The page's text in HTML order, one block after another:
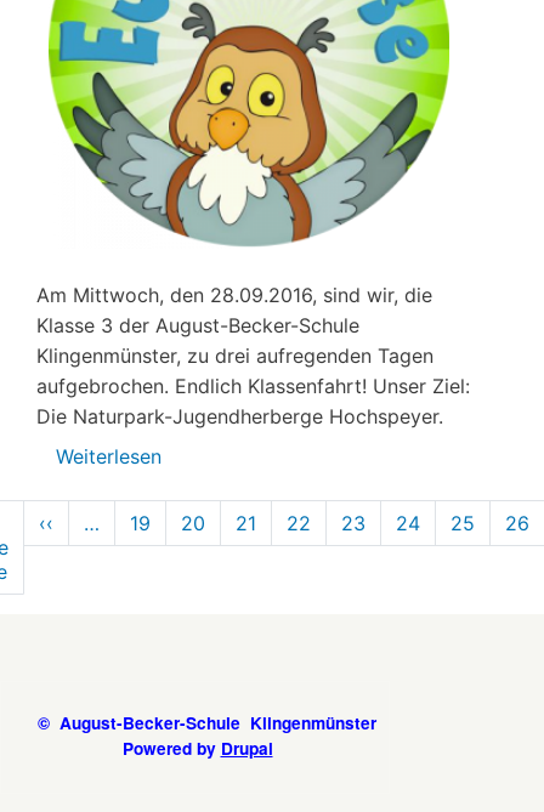
Am Mittwoch, den 28.09.2016, sind wir, die
Klasse 3 der August-Becker-Schule
Klingenmünster, zu drei aufregenden Tagen
aufgebrochen. Endlich Klassenfahrt! Unser Ziel:
Die Naturpark-Jugendherberge Hochspeyer.
Weiterlesen
2016
Klasse
Seite
‹‹ Vorherige
Seite
… 19 20 21 22 23 24 25 26
© August-Becker-Schule Klingenmünster
Powered by Drupal